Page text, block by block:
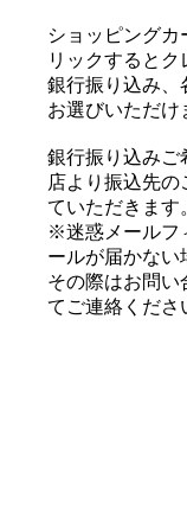
ショッピング
リックするとク
銀行振り込み、
お選びいただけ
銀行振り込みご
店より振込先
ていただきます。
※迷惑メールフ
ールが届かない
その際はお問い
てご連絡くださ